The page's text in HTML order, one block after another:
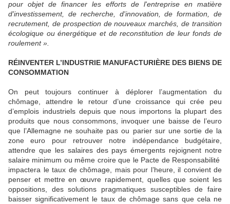
pour objet de financer les efforts de l'entreprise en matière
d'investissement, de recherche, d'innovation, de formation, de
recrutement, de prospection de nouveaux marchés, de transition
écologique ou énergétique et de reconstitution de leur fonds de
roulement ».
RÉINVENTER L’INDUSTRIE MANUFACTURIÈRE DES BIENS DE
CONSOMMATION
On peut toujours continuer à déplorer l’augmentation du
chômage, attendre le retour d’une croissance qui crée peu
d’emplois industriels depuis que nous importons la plupart des
produits que nous consommons, invoquer une baisse de l’euro
que l’Allemagne ne souhaite pas ou parier sur une sortie de la
zone euro pour retrouver notre indépendance budgétaire,
attendre que les salaires des pays émergents rejoignent notre
salaire minimum ou même croire que le Pacte de Responsabilité
impactera le taux de chômage, mais pour l’heure, il convient de
penser et mettre en œuvre rapidement, quelles que soient les
oppositions, des solutions pragmatiques susceptibles de faire
baisser significativement le taux de chômage sans que cela ne